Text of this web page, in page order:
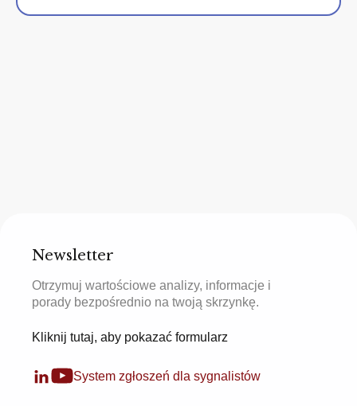
Newsletter
Otrzymuj wartościowe analizy, informacje i
porady bezpośrednio na twoją skrzynkę.
Kliknij tutaj, aby pokazać formularz
System zgłoszeń dla sygnalistów